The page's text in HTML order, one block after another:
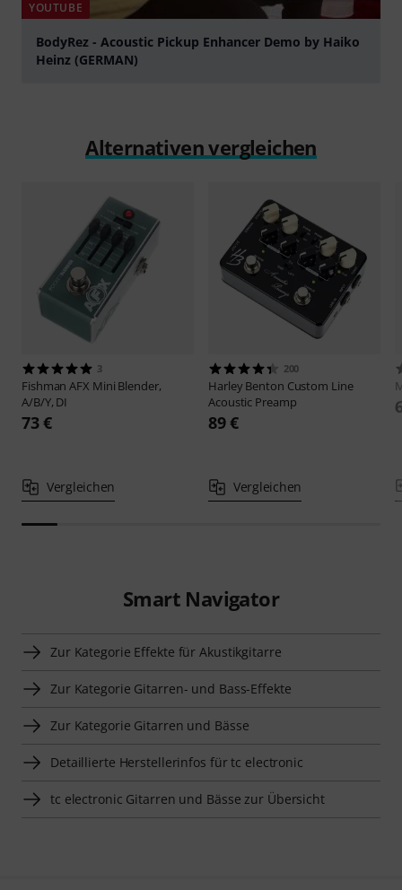
YOUTUBE
BodyRez - Acoustic Pickup Enhancer Demo by Haiko
Heinz (GERMAN)
Alternativen vergleichen
3
FishmanAFX Mini Blender,
A/B/Y, DI
73 €
Vergleichen
200
Harley Benton Custom Line
Acoustic Preamp
89 €
Vergleichen
Smart Navigator
Zur Kategorie Effekte für Akustikgitarre
Zur Kategorie Gitarren- und Bass-Effekte
Zur Kategorie Gitarren und Bässe
Detaillierte Herstellerinfos für tc electronic
tc electronic Gitarren und Bässe zur Übersicht